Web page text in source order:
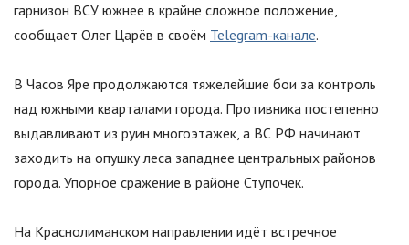
гарнизон ВСУ южнее в крайне сложное положение,
сообщает Олег Царёв в своём Telegram-канале.
В Часов Яре продолжаются тяжелейшие бои за контроль
над южными кварталами города. Противника постепенно
выдавливают из руин многоэтажек, а ВС РФ начинают
заходить на опушку леса западнее центральных районов
города. Упорное сражение в районе Ступочек.
На Краснолиманском направлении идёт встречное